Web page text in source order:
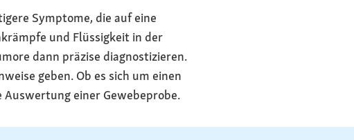
Symptome, die auf eine
und Flüssigkeit in der
dann präzise diagnostizieren.
geben. Ob es sich um einen
einer Gewebeprobe.